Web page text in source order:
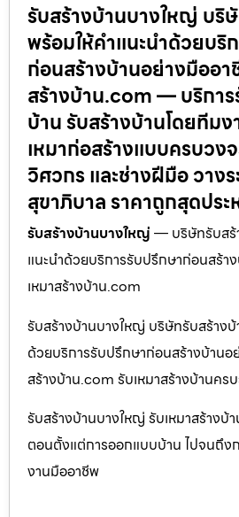
รับสร้างบ้านบางใหญ่ บริ
พร้อมให้คำแนะนำด้วยบริ
ก่อนสร้างบ้านอย่างมืออา
สร้างบ้าน.com — บริการ
บ้าน รับสร้างบ้านโดยทีม
เหมาก่อสร้างแบบครบวง
วิศวกร และช่างฝีมือ วาง
สุขาภิบาล ราคาถูกสุดปร
รับสร้างบ้านบางใหญ่ — บริษัทรับสร้
แนะนำด้วยบริการรับปรึกษาก่อนสร้า
เหมาสร้างบ้าน.com
รับสร้างบ้านบางใหญ่ บริษัทรับสร้าง
ด้วยบริการรับปรึกษาก่อนสร้างบ้านอ
สร้างบ้าน.com รับเหมาสร้างบ้านค
รับสร้างบ้านบางใหญ่ รับเหมาสร้าง
ตอนตั้งแต่การออกแบบบ้าน ไปจนถึง
งานมืออาชีพ